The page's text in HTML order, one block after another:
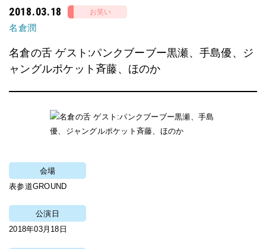
2018.03.18 お笑い
名倉潤
名倉の舌 ゲスト:パンクブーブー黒瀬、手島優、ジ
ャングルポケット斉藤、ほのか
会場
表参道GROUND
公演日
2018年03月18日